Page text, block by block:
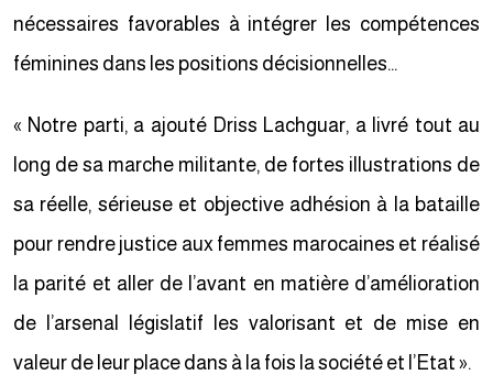
nécessaires favorables à intégrer les compétences
féminines dans les positions décisionnelles…
« Notre parti, a ajouté Driss Lachguar, a livré tout au
long de sa marche militante, de fortes illustrations de
sa réelle, sérieuse et objective adhésion à la bataille
pour rendre justice aux femmes marocaines et réalisé
la parité et aller de l’avant en matière d’amélioration
de l’arsenal législatif les valorisant et de mise en
valeur de leur place dans à la fois la société et l’Etat ».